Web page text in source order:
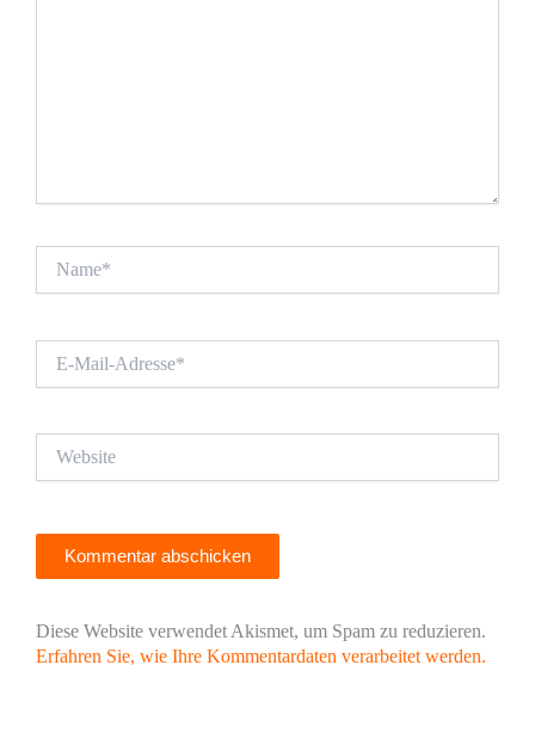
Mail-
Diese Website verwendet Akismet, um Spam zu reduzieren.
Erfahren Sie, wie Ihre Kommentardaten verarbeitet werden.